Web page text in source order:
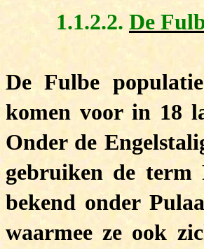
1.1.2.2. De
De Fulbe
komen voor in 18
Onder de
gebruiken de term
bekend onder
waarmee ze ook